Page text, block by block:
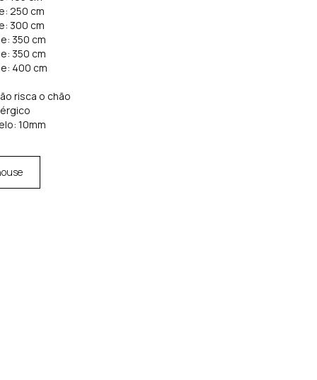
250 cm
300 cm
350 cm
350 cm
400 cm
risca o chão
10mm